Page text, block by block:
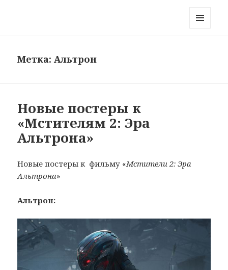
Метка:Альтрон
Новые постеры к
«Мстителям 2: Эра
Альтрона»
Новые постеры к фильму «Мстители 2:Эра
Альтрона»
Альтрон: